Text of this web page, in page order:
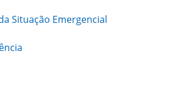
Situação Emergencial